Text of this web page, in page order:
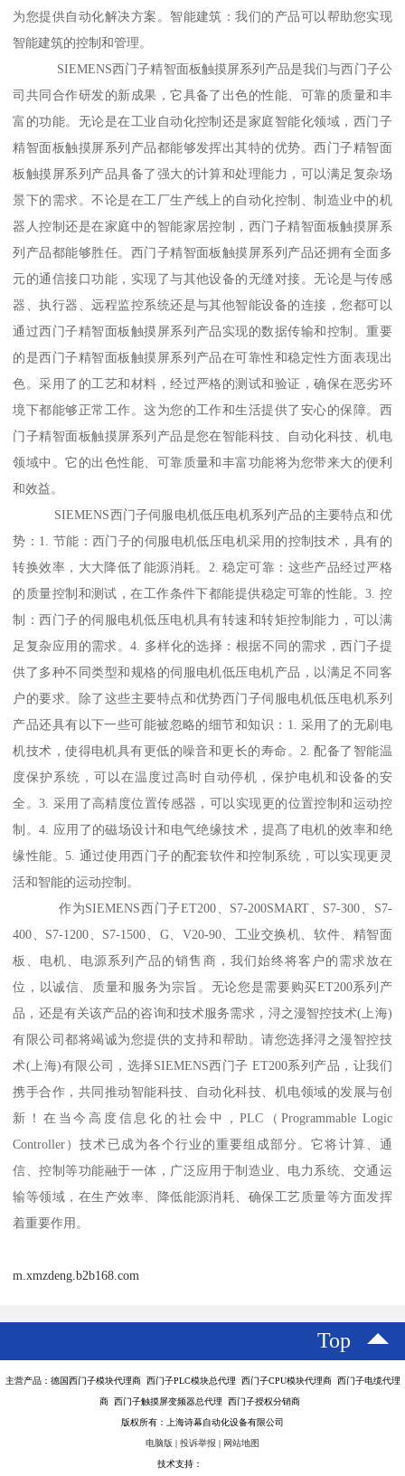
为您提供自动化解决方案。智能建筑：我们的产品可以帮助您实现
智能建筑的控制和管理。
SIEMENS西门子精智面板触摸屏系列产品是我们与西门子公
司共同合作研发的新成果，它具备了出色的性能、可靠的质量和丰
富的功能。无论是在工业自动化控制还是家庭智能化领域，西门子
精智面板触摸屏系列产品都能够发挥出其特的优势。西门子精智面
板触摸屏系列产品具备了强大的计算和处理能力，可以满足复杂场
景下的需求。不论是在工厂生产线上的自动化控制、制造业中的机
器人控制还是在家庭中的智能家居控制，西门子精智面板触摸屏系
列产品都能够胜任。西门子精智面板触摸屏系列产品还拥有全面多
元的通信接口功能，实现了与其他设备的无缝对接。无论是与传感
器、执行器、远程监控系统还是与其他智能设备的连接，您都可以
通过西门子精智面板触摸屏系列产品实现的数据传输和控制。重要
的是西门子精智面板触摸屏系列产品在可靠性和稳定性方面表现出
色。采用了的工艺和材料，经过严格的测试和验证，确保在恶劣环
境下都能够正常工作。这为您的工作和生活提供了安心的保障。西
门子精智面板触摸屏系列产品是您在智能科技、自动化科技、机电
领域中。它的出色性能、可靠质量和丰富功能将为您带来大的便利
和效益。
SIEMENS西门子伺服电机低压电机系列产品的主要特点和优
势：1. 节能：西门子的伺服电机低压电机采用的控制技术，具有的
转换效率，大大降低了能源消耗。2. 稳定可靠：这些产品经过严格
的质量控制和测试，在工作条件下都能提供稳定可靠的性能。3. 控
制：西门子的伺服电机低压电机具有转速和转矩控制能力，可以满
足复杂应用的需求。4. 多样化的选择：根据不同的需求，西门子提
供了多种不同类型和规格的伺服电机低压电机产品，以满足不同客
户的要求。除了这些主要特点和优势西门子伺服电机低压电机系列
产品还具有以下一些可能被忽略的细节和知识：1. 采用了的无刷电
机技术，使得电机具有更低的噪音和更长的寿命。2. 配备了智能温
度保护系统，可以在温度过高时自动停机，保护电机和设备的安
全。3. 采用了高精度位置传感器，可以实现更的位置控制和运动控
制。4. 应用了的磁场设计和电气绝缘技术，提髙了电机的效率和绝
缘性能。5. 通过使用西门子的配套软件和控制系统，可以实现更灵
活和智能的运动控制。
作为SIEMENS西门子ET200、S7-200SMART、S7-300、S7-
400、S7-1200、S7-1500、G、V20-90、工业交换机、软件、精智面
板、电机、电源系列产品的销售商，我们始终将客户的需求放在
位，以诚信、质量和服务为宗旨。无论您是需要购买ET200系列产
品，还是有关该产品的咨询和技术服务需求，浔之漫智控技术(上海)
有限公司都将竭诚为您提供的支持和帮助。请您选择浔之漫智控技
术(上海)有限公司，选择SIEMENS西门子 ET200系列产品，让我们
携手合作，共同推动智能科技、自动化科技、机电领域的发展与创
新！在当今高度信息化的社会中，PLC（Programmable Logic
Controller）技术已成为各个行业的重要组成部分。它将计算、通
信、控制等功能融于一体，广泛应用于制造业、电力系统、交通运
输等领域，在生产效率、降低能源消耗、确保工艺质量等方面发挥
着重要作用。
m.xmzdeng.b2b168.com
Top
主营产品：德国西门子模块代理商 西门子PLC模块总代理 西门子CPU模块代理商 西门子电缆代理
商 西门子触摸屏变频器总代理 西门子授权分销商
版权所有：上海诗幕自动化设备有限公司
电脑版 | 投诉举报 | 网站地图
技术支持：